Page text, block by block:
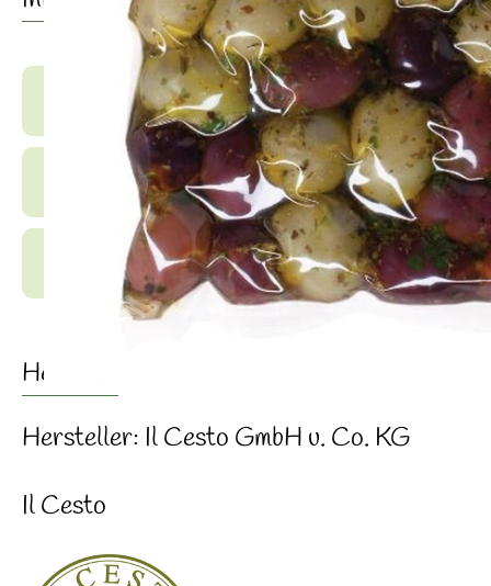
Produktinformationen
Produktdatenblatt
Herkunft
Hersteller: Il Cesto GmbH u. Co. KG
Il Cesto